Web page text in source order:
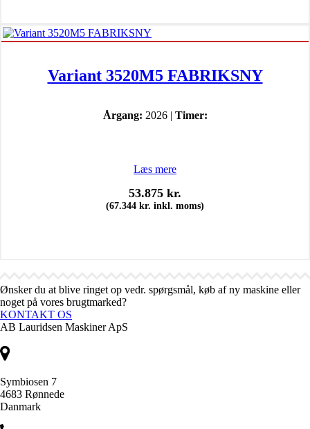
Variant 3520M5 FABRIKSNY
Årgang: 2026 | Timer:
Læs mere
53.875 kr.
(67.344 kr. inkl. moms)
Ønsker du at blive ringet op vedr. spørgsmål, køb af ny maskine eller
noget på vores brugtmarked?
KONTAKT OS
AB Lauridsen Maskiner ApS
Symbiosen 7
4683 Rønnede
Danmark